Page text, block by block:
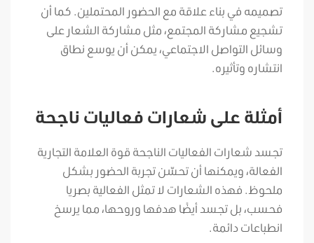
تصميمه في بناء علاقة مع الحضور المحتملين. كما أن
تشجيع مشاركة المجتمع، مثل مشاركة الشعار على
وسائل التواصل الاجتماعي، يمكن أن يوسع نطاق
انتشاره وتأثيره.
أمثلة على شعارات فعاليات ناجحة
تجسد شعارات الفعاليات الناجحة قوة العلامة التجارية
الفعالة، ويمكنها أن تحسّن تجربة الحضور بشكل
ملحوظ. فهذه الشعارات لا تمثل الفعالية بصريا
فحسب، بل تجسد أيضًا هدفها وروحها، مما يرسخ
انطباعات دائمة.